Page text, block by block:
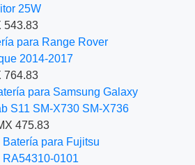
25W
543.83
para Range Rover
2014-2017
764.83
para Samsung Galaxy
S11 SM-X730 SM-X736
475.83
Batería para Fujitsu
RA54310-0101